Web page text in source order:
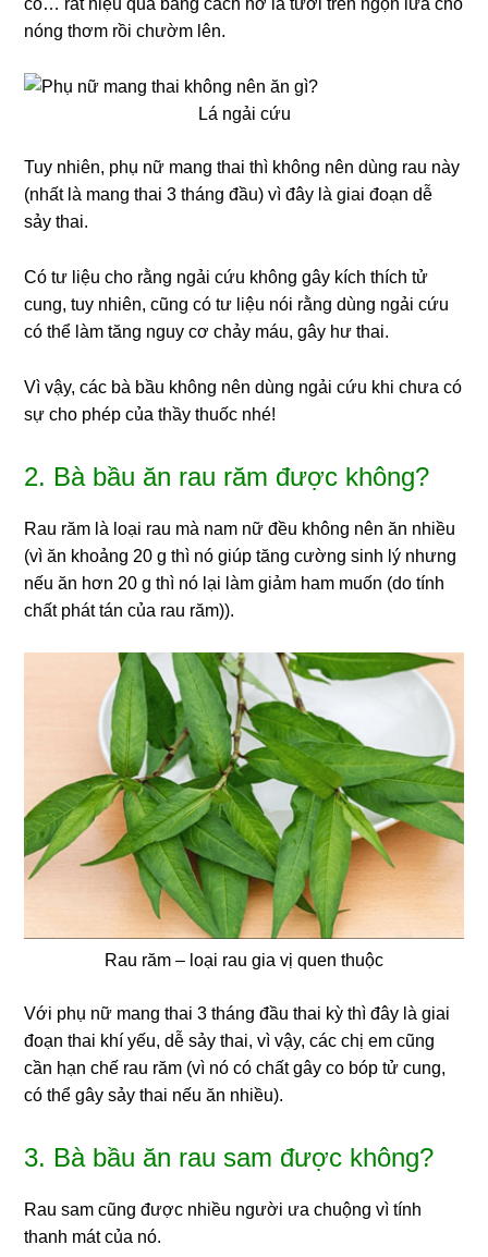
cổ… rất hiệu quả bằng cách hơ lá tươi trên ngọn lửa cho
nóng thơm rồi chườm lên.
Lá ngải cứu
Tuy nhiên, phụ nữ mang thai thì không nên dùng rau này
(nhất là mang thai 3 tháng đầu) vì đây là giai đoạn dễ
sảy thai.
Có tư liệu cho rằng ngải cứu không gây kích thích tử
cung, tuy nhiên, cũng có tư liệu nói rằng dùng ngải cứu
có thể làm tăng nguy cơ chảy máu, gây hư thai.
Vì vậy, các bà bầu không nên dùng ngải cứu khi chưa có
sự cho phép của thầy thuốc nhé!
2. Bà bầu ăn rau răm được không?
Rau răm là loại rau mà nam nữ đều không nên ăn nhiều
(vì ăn khoảng 20 g thì nó giúp tăng cường sinh lý nhưng
nếu ăn hơn 20 g thì nó lại làm giảm ham muốn (do tính
chất phát tán của rau răm)).
Rau răm – loại rau gia vị quen thuộc
Với phụ nữ mang thai 3 tháng đầu thai kỳ thì đây là giai
đoạn thai khí yếu, dễ sảy thai, vì vậy, các chị em cũng
cần hạn chế rau răm (vì nó có chất gây co bóp tử cung,
có thể gây sảy thai nếu ăn nhiều).
3. Bà bầu ăn rau sam được không?
Rau sam cũng được nhiều người ưa chuộng vì tính
thanh mát của nó.